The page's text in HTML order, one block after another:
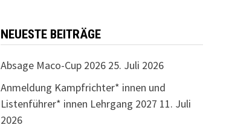
NEUESTE BEITRÄGE
Absage Maco-Cup 2026 25. Juli 2026
Anmeldung Kampfrichter* innen und
Listenführer* innen Lehrgang 2027 11. Juli
2026